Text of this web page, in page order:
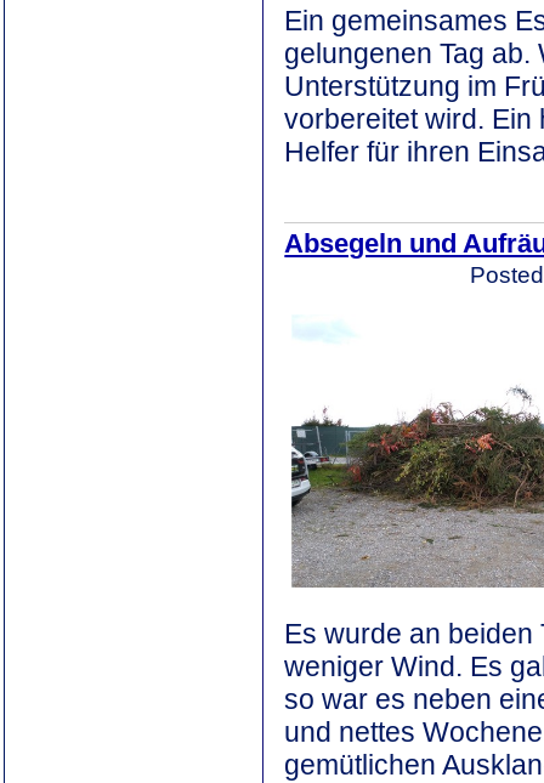
Ein gemeinsames
gelungenen Tag
Unterstützung im
vorbereitet wird.
Helfer für ihren
Absegeln und
Es wurde an beiden
weniger Wind. Es
so war es neben
und nettes
gemütlichen